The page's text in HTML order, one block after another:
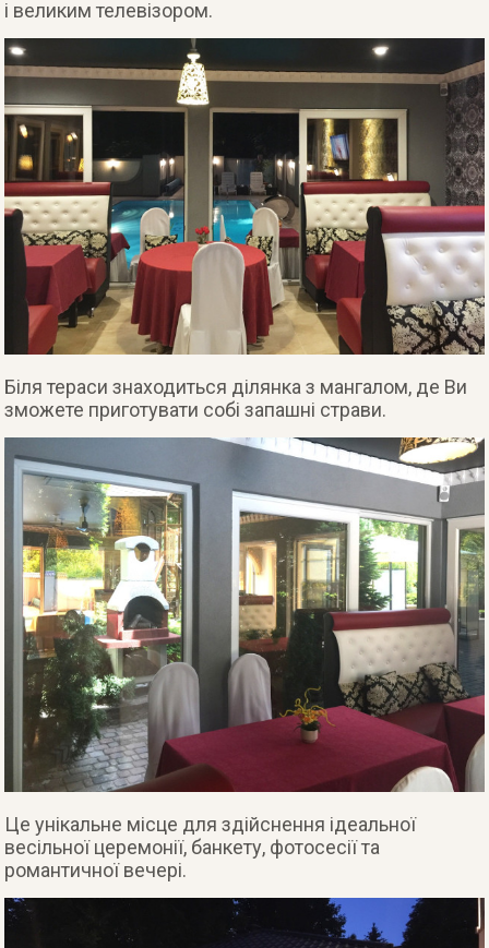
і великим телевізором.
Біля тераси знаходиться ділянка з мангалом, де Ви
зможете приготувати собі запашні страви.
Це унікальне місце для здійснення ідеальної
весільної церемонії, банкету, фотосесії та
романтичної вечері.